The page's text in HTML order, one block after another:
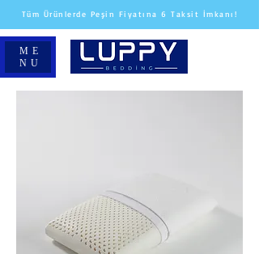
ME
NU
Tüm Ürünlerde Peşin Fiyatına 6 Taksit İmkanı!